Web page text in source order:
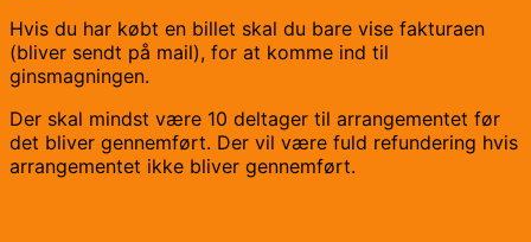
Hvis du har købt en billet skal du bare vise fakturaen
(bliver sendt på mail), for at komme ind til
ginsmagningen.
Der skal mindst være 10 deltager til arrangementet før
det bliver gennemført. Der vil være fuld refundering hvis
arrangementet ikke bliver gennemført.